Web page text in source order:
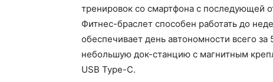
тренировок со смартфона с последующей
Фитнес-браслет способен работать до
обеспечивает день автономности всего
небольшую док-станцию с магнитным
USB Type-C.